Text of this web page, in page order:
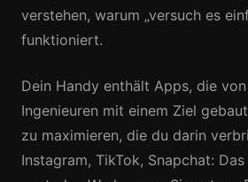
verstehen, warum „versuch es
funktioniert.
Dein Handy enthält Apps, die
Ingenieuren mit einem Ziel
zu maximieren, die du darin
Instagram, TikTok, Snapchat: